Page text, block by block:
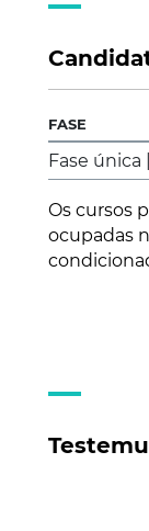
FASE
Fase única
Os cursos
ocupadas